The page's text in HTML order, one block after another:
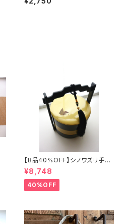
【B品40%OFF】シノワズリ手提
げ三段重「バタフライ」
¥8,748
40%OFF